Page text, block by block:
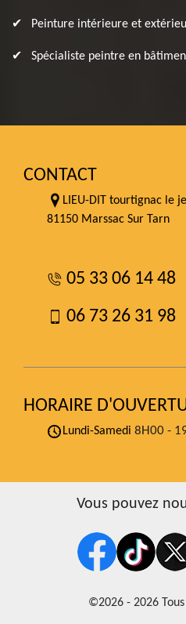
Peinture intérieure et
Spécialiste peintre en
CONTACT
LIEU-DIT tourtignac le
81150 Marssac Sur Tarn
05 33 06 14 48
06 73 26 31 98
HORAIRE
Lundi-Samedi 8H00 -
Vous pouvez
©2026 - 2026